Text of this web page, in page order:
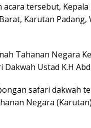
tersebut,
Karutan
Tahanan Negara
Dakwah Ustad K.H
safari dakwah
Negara